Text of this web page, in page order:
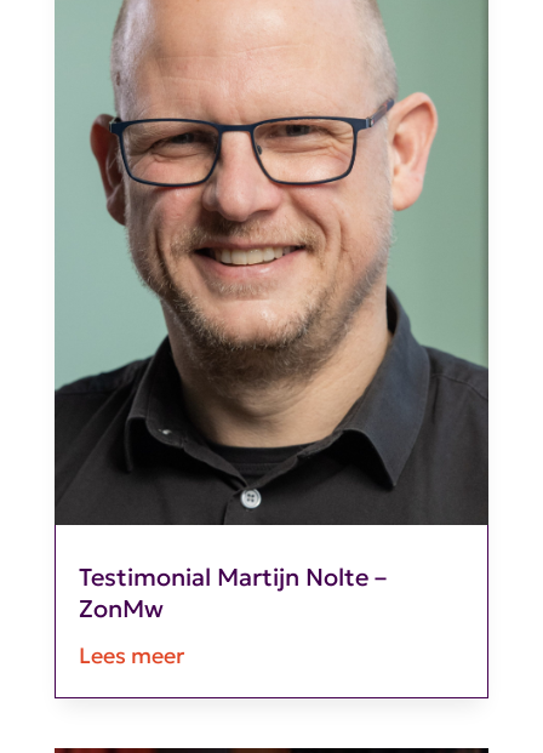
Testimonial Martijn Nolte –
ZonMw
Lees meer